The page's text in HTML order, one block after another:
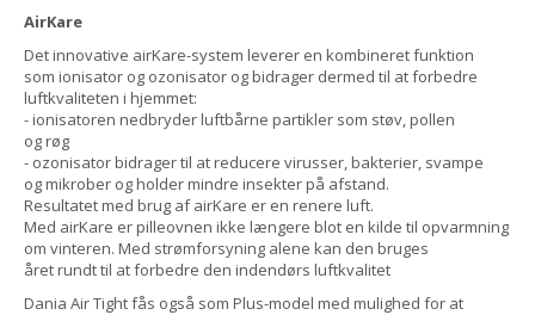
AirKare
Det innovative airKare-system leverer en kombineret funktion
som ionisator og ozonisator og bidrager dermed til at forbedre
luftkvaliteten i hjemmet:
- ionisatoren nedbryder luftbårne partikler som støv, pollen
og røg
- ozonisator bidrager til at reducere virusser, bakterier, svampe
og mikrober og holder mindre insekter på afstand.
Resultatet med brug af airKare er en renere luft.
Med airKare er pilleovnen ikke længere blot en kilde til opvarmning
om vinteren. Med strømforsyning alene kan den bruges
året rundt til at forbedre den indendørs luftkvalitet
Dania Air Tight fås også som Plus-model med mulighed for at